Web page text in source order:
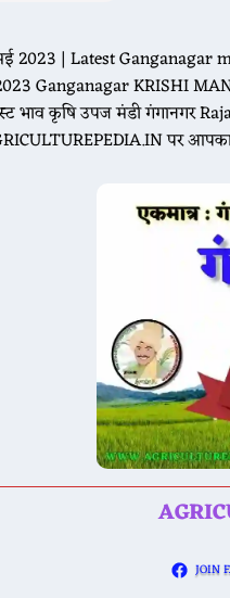
2023 | Latest
Ganganagar KRISHI
भाव कृषि उपज मंडी गंगानगर
पर
JOIN
🌾